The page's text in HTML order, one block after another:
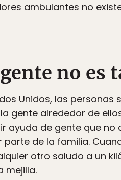
ambulantes no
no es
Unidos, las
gente alrededor de
ayuda de gente que no
parte de la familia.
otro saludo a un
mejilla.